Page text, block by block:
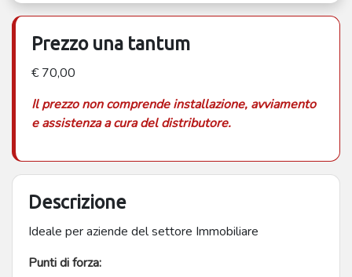
Prezzo una tantum
€ 70,00
Il prezzo non comprende installazione, avviamento
e assistenza a cura del distributore.
Descrizione
Ideale per aziende del settore Immobiliare
Punti di forza: